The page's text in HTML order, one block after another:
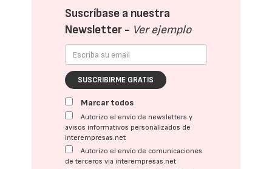
Suscríbase a nuestra
Newsletter - Ver ejemplo
SUSCRIBIRME GRATIS
Marcar todos
Autorizo el envío de newsletters y
avisos informativos personalizados de
interempresas.net
Autorizo el envío de comunicaciones
de terceros vía interempresas.net